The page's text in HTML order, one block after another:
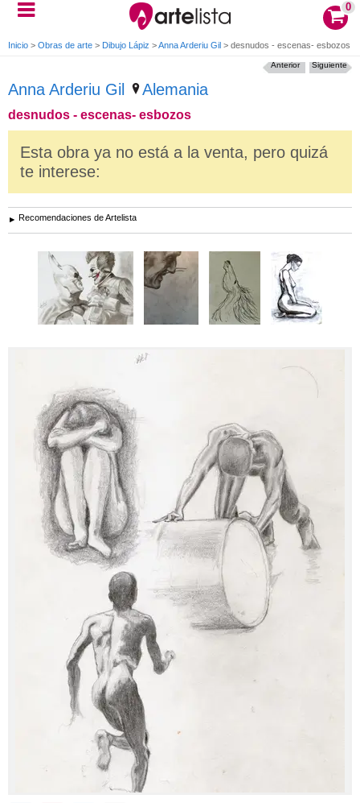
0
Inicio > Obras de arte > Dibujo Lápiz >Anna Arderiu Gil > desnudos - escenas- esbozos
Anna Arderiu Gil Alemania
desnudos - escenas- esbozos
Siguiente
Anterior
Esta obra ya no está a la venta, pero quizá
te interese:
Recomendaciones de Artelista